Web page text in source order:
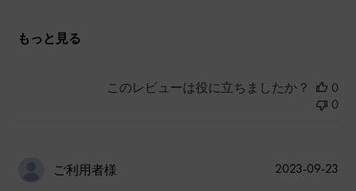
もっと見る
このレビューは役に立ちましたか？
0
0
ご利用者様
公
2023-09-23